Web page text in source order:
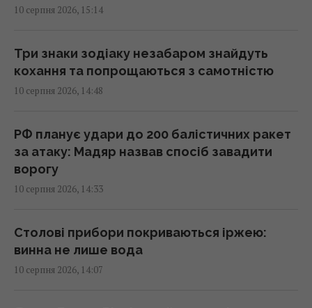
агроекспорт з України слідом за морським,
– ISW
15:32 понеділок, 10 серпня 2026
ШІ вирішуватиме, чим збивати дрони й
ракети: як працюватиме "Купол
Мікеланджело", - експерт
15:32 понеділок, 10 серпня 2026
В Антарктиді знайшли понад 45 тисяч
метеоритів, і зовсім не тому, що вони
частіше падають
10 серпня 2026, 15:14
Три знаки зодіаку незабаром знайдуть
кохання та попрощаються з самотністю
10 серпня 2026, 14:48
РФ планує удари до 200 балістичних ракет
за атаку: Мадяр назвав спосіб завадити
ворогу
10 серпня 2026, 14:33
Столові прибори покриваються іржею:
винна не лише вода
10 серпня 2026, 14:07